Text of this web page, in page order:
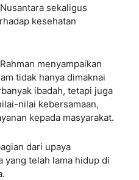
sekaligus
kesehatan
menyampaikan
tidak hanya dimaknai
ibadah, tetapi juga
nilai kebersamaan,
kepada masyarakat.
dari upaya
yang telah lama hidup di